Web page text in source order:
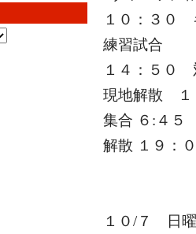
１０：３０
練習試合
１４：５０
現地解散 １
集合 ６:４
解散 １９：
１０/７ 日